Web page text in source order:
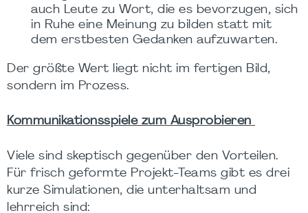
auch Leute zu Wort, die es bevorzugen, sich
in Ruhe eine Meinung zu bilden statt mit
dem erstbesten Gedanken aufzuwarten.
Der größte Wert liegt nicht im fertigen Bild,
sondern im Prozess.
Kommunikationsspiele zum Ausprobieren
Viele sind skeptisch gegenüber den Vorteilen.
Für frisch geformte Projekt-Teams gibt es drei
kurze Simulationen, die unterhaltsam und
lehrreich sind: